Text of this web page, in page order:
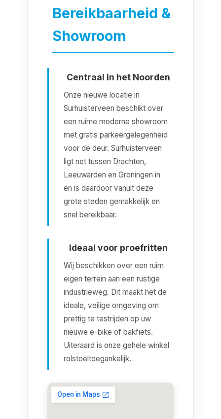
Bereikbaarheid &
Showroom
Centraal in het Noorden
Onze nieuwe locatie in
Surhuisterveen beschikt over
een ruime moderne showroom
met gratis parkeergelegenheid
voor de deur. Surhuisterveen
ligt net tussen Drachten,
Leeuwarden en Groningen in
en is daardoor vanuit deze
grote steden gemakkelijk en
snel bereikbaar.
Ideaal voor proefritten
Wij beschikken over een ruim
eigen terrein aan een rustige
industrieweg. Dit maakt het de
ideale, veilige omgeving om
prettig te testrijden op uw
nieuwe e-bike of bakfiets.
Uiteraard is onze gehele winkel
rolstoeltoegankelijk.